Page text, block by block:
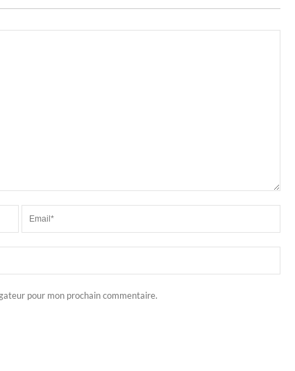
pour mon prochain commentaire.